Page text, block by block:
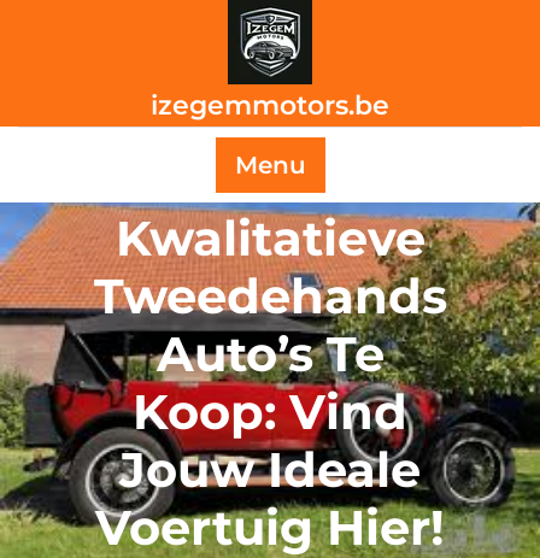
izegemmotors.be
Menu
Kwalitatieve
Tweedehands
Auto’s Te
Koop: Vind
Jouw Ideale
Voertuig Hier!